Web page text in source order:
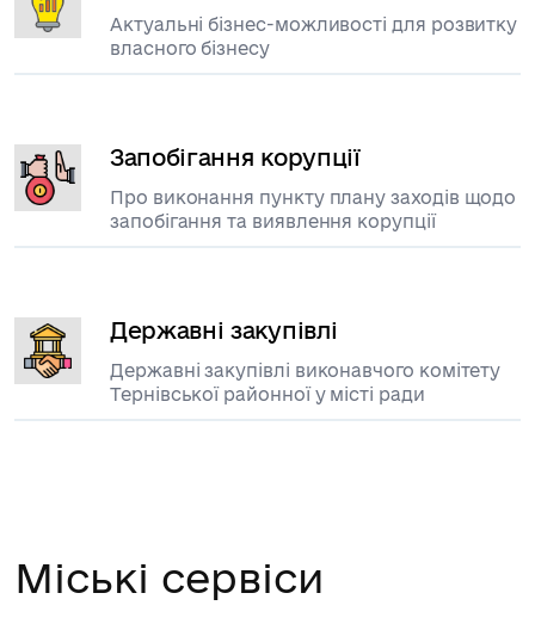
Актуальні бізнес-можливості для розвитку
власного бізнесу
Запобігання корупції
Про виконання пункту плану заходів щодо
запобігання та виявлення корупції
Державні закупівлі
Державні закупівлі виконавчого комітету
Тернівської районної у місті ради
Міські сервіси